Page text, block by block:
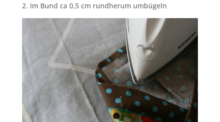
2. Im Bund ca 0,5 cm rundherum umbügeln